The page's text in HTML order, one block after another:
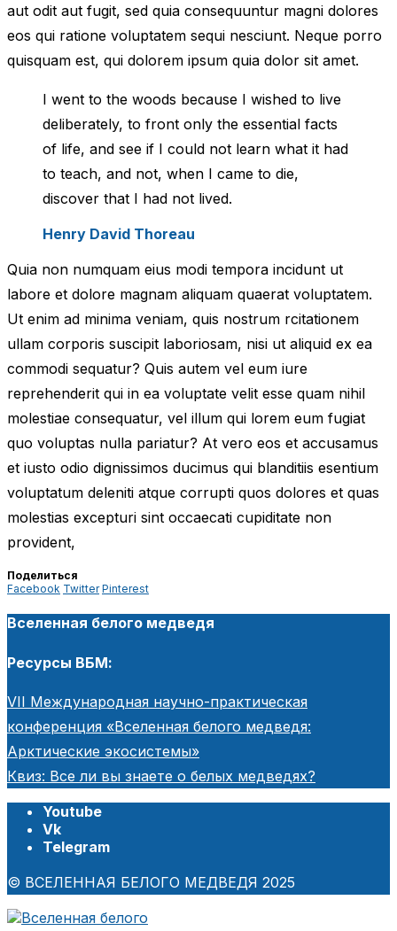
aut odit aut fugit, sed quia consequuntur magni dolores
eos qui ratione voluptatem sequi nesciunt. Neque porro
quisquam est, qui dolorem ipsum quia dolor sit amet.
I went to the woods because I wished to live
deliberately, to front only the essential facts
of life, and see if I could not learn what it had
to teach, and not, when I came to die,
discover that I had not lived.
Henry David Thoreau
Quia non numquam eius modi tempora incidunt ut
labore et dolore magnam aliquam quaerat voluptatem.
Ut enim ad minima veniam, quis nostrum rcitationem
ullam corporis suscipit laboriosam, nisi ut aliquid ex ea
commodi sequatur? Quis autem vel eum iure
reprehenderit qui in ea voluptate velit esse quam nihil
molestiae consequatur, vel illum qui lorem eum fugiat
quo voluptas nulla pariatur? At vero eos et accusamus
et iusto odio dignissimos ducimus qui blanditiis esentium
voluptatum deleniti atque corrupti quos dolores et quas
molestias excepturi sint occaecati cupiditate non
provident,
Поделиться
Facebook Twitter Pinterest
Вселенная белого медведя
Ресурсы ВБМ:
VII Международная научно-практическая
конференция «Вселенная белого медведя:
Арктические экосистемы»
Квиз: Все ли вы знаете о белых медведях?
Youtube
Vk
Telegram
© ВСЕЛЕННАЯ БЕЛОГО МЕДВЕДЯ 2025